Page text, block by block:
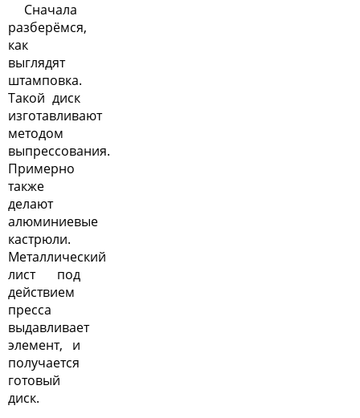
Сначала
разберёмся,
как
выглядят
штамповка.
Такой диск
изготавливают
методом
выпрессования.
Примерно
также
делают
алюминиевые
кастрюли.
Металлический
лист под
действием
пресса
выдавливает
элемент, и
получается
готовый
диск.